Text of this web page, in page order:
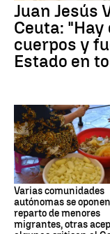
Juan Jesús
Ceuta:
cuerpos y
Estado en
Varias comunidades
autónomas se
reparto de menores
migrantes, otras